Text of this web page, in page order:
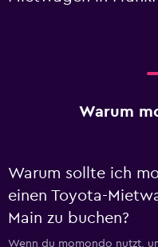
Warum
Warum sollte ich
einen Toyota-
Main zu buchen?
Wenn du momondo nutzt,